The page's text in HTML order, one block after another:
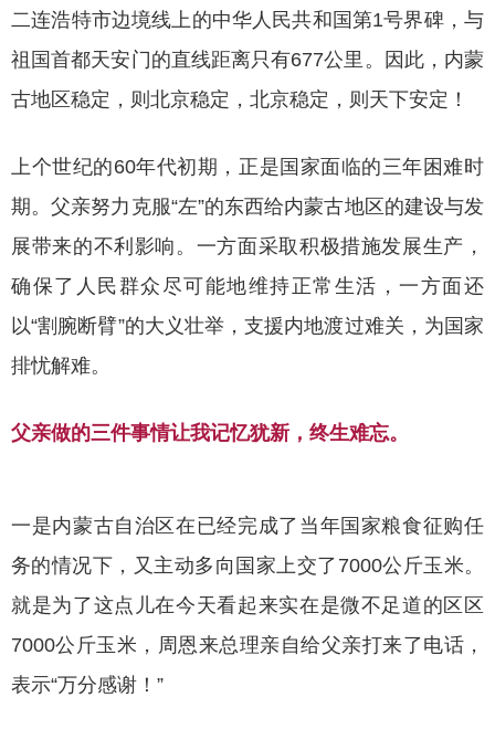
二连浩特市边境线上的中华人民共和国第1号界碑，与
祖国首都天安门的直线距离只有677公里。因此，内蒙
古地区稳定，则北京稳定，北京稳定，则天下安定！
上个世纪的60年代初期，正是国家面临的三年困难时
期。父亲努力克服“左”的东西给内蒙古地区的建设与发
展带来的不利影响。一方面采取积极措施发展生产，
确保了人民群众尽可能地维持正常生活，一方面还
以“割腕断臂”的大义壮举，支援内地渡过难关，为国家
排忧解难。
父亲做的三件事情让我记忆犹新，终生难忘。
一是内蒙古自治区在已经完成了当年国家粮食征购任
务的情况下，又主动多向国家上交了 7000公斤玉米。
就是为了这点儿在今天看起来实在是微不足道的区区
7000公斤玉米，周恩来总理亲自给父亲打来了电话，
表示“万分感谢！”